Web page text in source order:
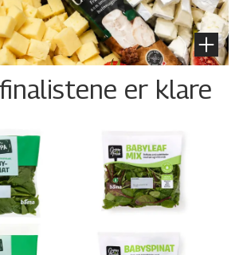
er klare